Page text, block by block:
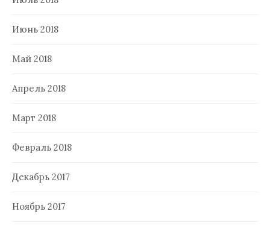
Июнь 2018
Май 2018
Апрель 2018
Март 2018
Февраль 2018
Декабрь 2017
Ноябрь 2017